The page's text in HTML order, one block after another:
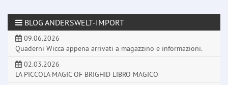
BLOG ANDERSWELT-IMPORT
09.06.2026
Quaderni Wicca appena arrivati a magazzino e informazioni.
02.03.2026
LA PICCOLA MAGIC OF BRIGHID LIBRO MAGICO